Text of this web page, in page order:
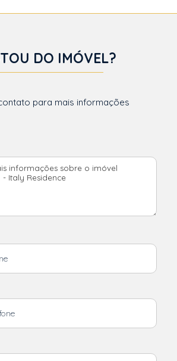
DO IMÓVEL?
para mais informações